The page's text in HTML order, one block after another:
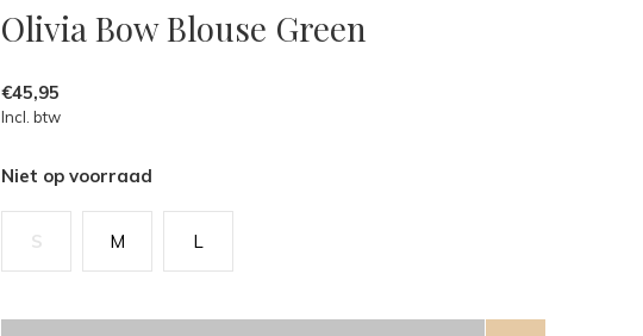
Olivia Bow Blouse Green
€45,95
Incl. btw
Niet op voorraad
S M L